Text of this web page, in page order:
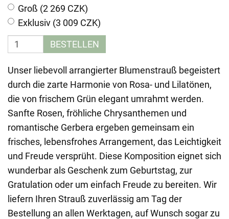
Groß (2 269 CZK)
Exklusiv (3 009 CZK)
BESTELLEN
Unser liebevoll arrangierter Blumenstrauß begeistert
durch die zarte Harmonie von Rosa- und Lilatönen,
die von frischem Grün elegant umrahmt werden.
Sanfte Rosen, fröhliche Chrysanthemen und
romantische Gerbera ergeben gemeinsam ein
frisches, lebensfrohes Arrangement, das Leichtigkeit
und Freude versprüht. Diese Komposition eignet sich
wunderbar als Geschenk zum Geburtstag, zur
Gratulation oder um einfach Freude zu bereiten. Wir
liefern Ihren Strauß zuverlässig am Tag der
Bestellung an allen Werktagen, auf Wunsch sogar zu